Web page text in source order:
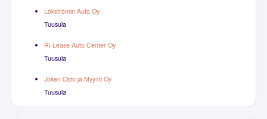
Lökströmin Auto Oy
Tuusula
Ri-Lease Auto Center Oy
Tuusula
Joken Osto ja Myynti Oy
Tuusula